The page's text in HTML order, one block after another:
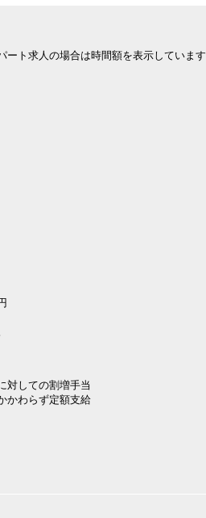
ト求人の場合は時間額を表示しています
対しての割増手当
かわらず定額支給